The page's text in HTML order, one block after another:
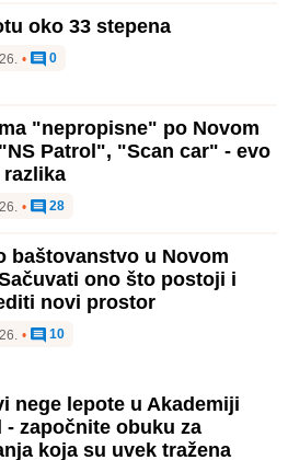
oko 33 stepena
• 0
"nepropisne" po Novom
Patrol", "Scan car" - evo
razlika
• 28
baštovanstvo u Novom
ono što postoji i
novi prostor
• 10
nege lepote u Akademiji
- započnite obuku za
koja su uvek tražena